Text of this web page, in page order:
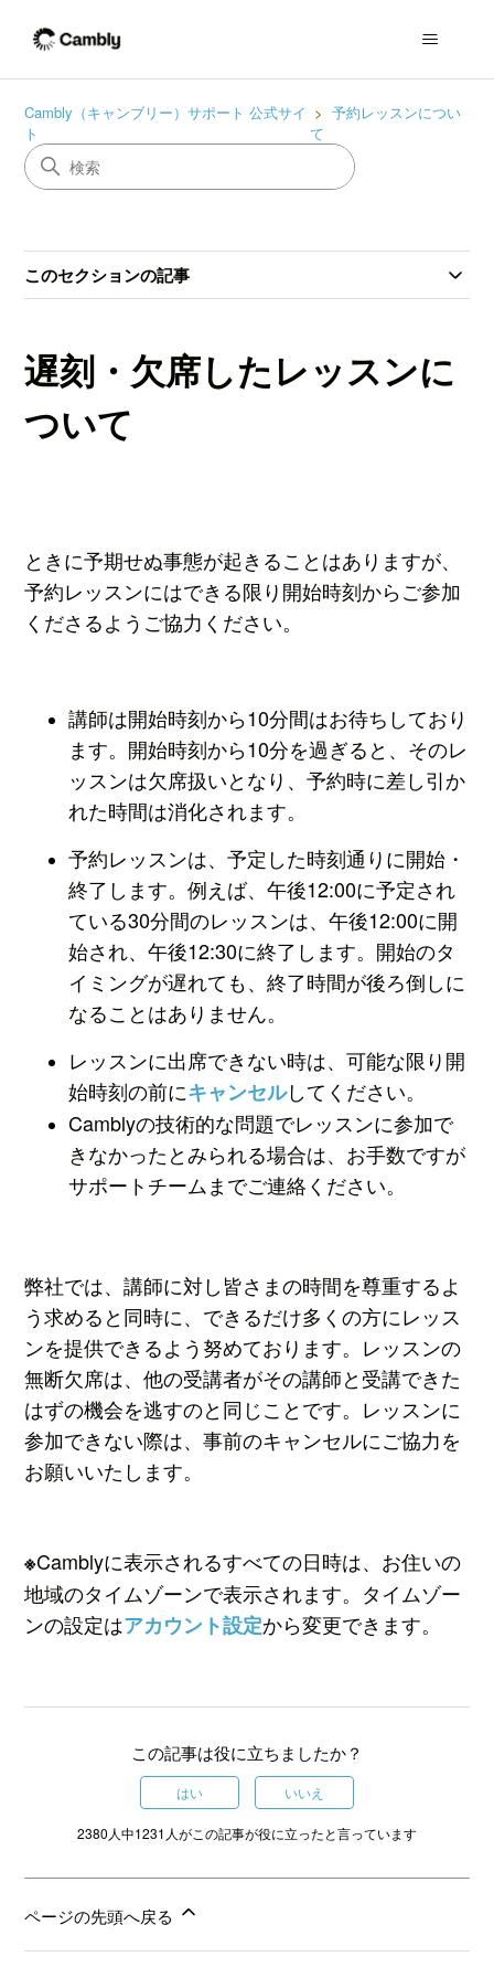
Cambly（キャンブリー）サポート 公式サイ
ト
予約レッスンについ
て
このセクションの記事
遅刻・欠席したレッスンに
ついて
ときに予期せぬ事態が起きることはありますが、
予約レッスンにはできる限り開始時刻からご参加
くださるようご協力ください。
講師は開始時刻から10分間はお待ちしており
ます。開始時刻から10分を過ぎると、そのレ
ッスンは欠席扱いとなり、予約時に差し引か
れた時間は消化されます。
予約レッスンは、予定した時刻通りに開始・
終了します。例えば、午後12:00に予定され
ている30分間のレッスンは、午後12:00に開
始され、午後12:30に終了します。開始のタ
イミングが遅れても、終了時間が後ろ倒しに
なることはありません。
レッスンに出席できない時は、可能な限り開
始時刻の前にキャンセルしてください。
Camblyの技術的な問題でレッスンに参加で
きなかったとみられる場合は、お手数ですが
サポートチームまでご連絡ください。
弊社では、講師に対し皆さまの時間を尊重するよ
う求めると同時に、できるだけ多くの方にレッス
ンを提供できるよう努めております。 レッスンの
無断欠席は、他の受講者がその講師と受講できた
はずの機会を逃すのと同じことです。レッスンに
参加できない際は、事前のキャンセルにご協力を
お願いいたします。
※Camblyに表示されるすべての日時は、お住いの
地域のタイムゾーンで表示されます。タイムゾー
ンの設定はアカウント設定から変更できます。
この記事は役に立ちましたか？
はい いいえ
2380人中1231人がこの記事が役に立ったと言っています
ページの先頭へ戻る